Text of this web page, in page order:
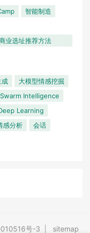
智能制造
业选址推荐方法
成
大模型情感挖掘
Swarm Intelligence
Learning
感分析
会话
号-3 sitemap